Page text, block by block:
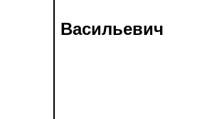
Васильевич